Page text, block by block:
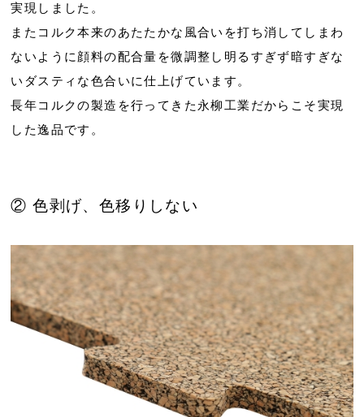
実現しました。
またコルク本来のあたたかな風合いを打ち消してしまわ
ないように顔料の配合量を微調整し明るすぎず暗すぎな
いダスティな色合いに仕上げています。
長年コルクの製造を行ってきた永柳工業だからこそ実現
した逸品です。
② 色剥げ、色移りしない